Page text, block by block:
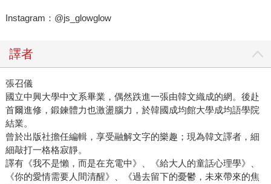
Instagram：@js_glowglow
譯者
張召儀
國立中興大學中文系畢業，偶然跌進一張由韓文織成的網。後赴
首爾進修，鍛鍊體力也激盪腦力，於韓國成均館大學成均語學院
結業。
曾於出版社擔任編輯，享受融解文字的樂趣；現為韓文譯者，細
細敲打一格格寂靜。
譯有《我不是懶，而是在充電中》、《給大人的童話心理學》、
《你的愛情需要人間清醒》、《過去留下的憂鬱，未來帶來的焦